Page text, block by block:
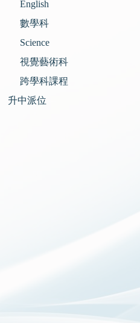
English
數學科
Science
視覺藝術科
跨學科課程
升中派位